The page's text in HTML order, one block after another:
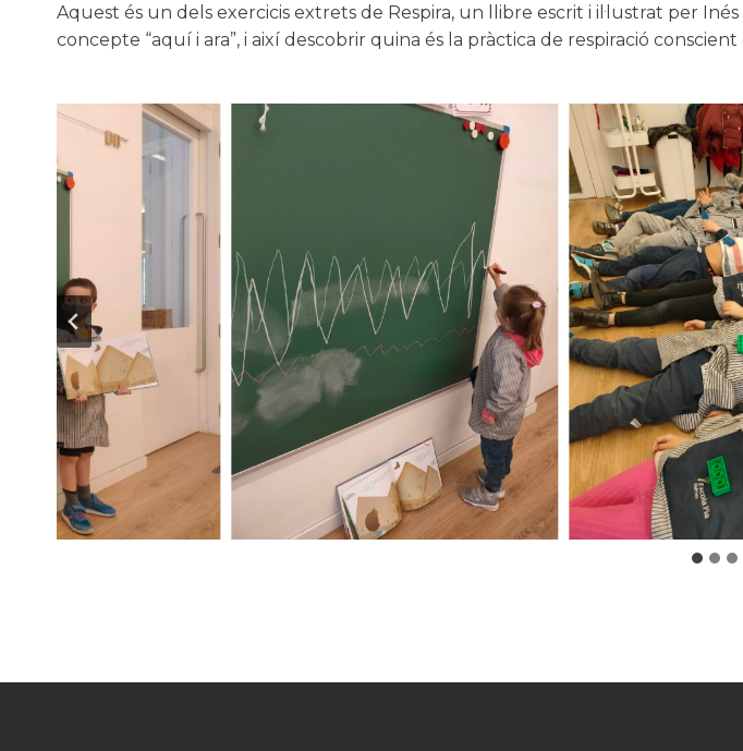
Aquest és un dels exercicis extrets de Respira, un llibre escrit i il·lustrat per
concepte “aquí i ara”, i així descobrir quina és la pràctica de respiració